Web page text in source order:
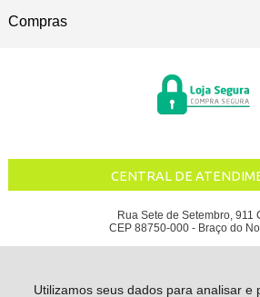
Utilizamos seus dados para analisar e
Compras
CENTRAL DE
Rua Sete de Setembro, 911
CEP 88750-000 - Braço do